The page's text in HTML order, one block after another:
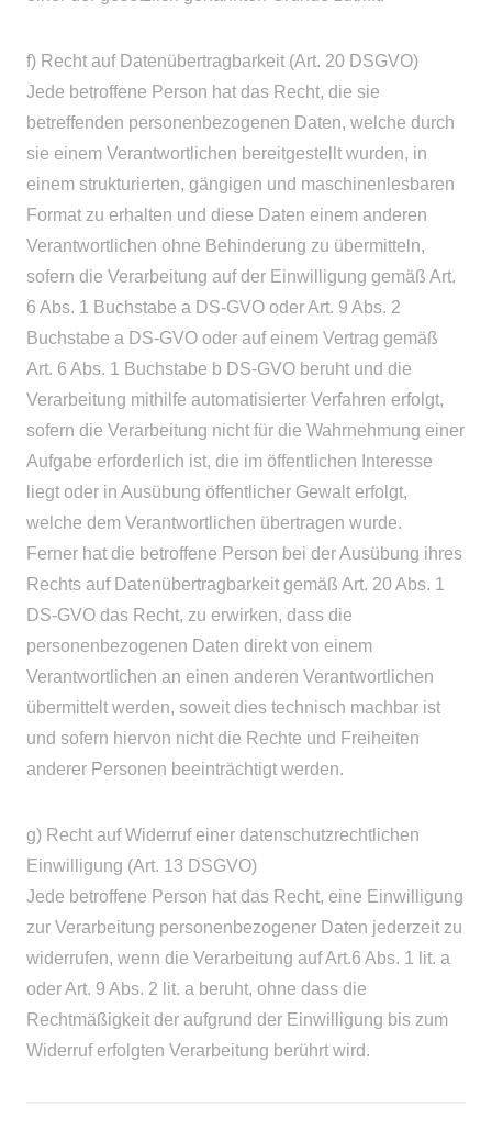
f) Recht auf Datenübertragbarkeit (Art. 20 DSGVO)
Jede betroffene Person hat das Recht, die sie
betreffenden personenbezogenen Daten, welche durch
sie einem Verantwortlichen bereitgestellt wurden, in
einem strukturierten, gängigen und maschinenlesbaren
Format zu erhalten und diese Daten einem anderen
Verantwortlichen ohne Behinderung zu übermitteln,
sofern die Verarbeitung auf der Einwilligung gemäß Art.
6 Abs. 1 Buchstabe a DS-GVO oder Art. 9 Abs. 2
Buchstabe a DS-GVO oder auf einem Vertrag gemäß
Art. 6 Abs. 1 Buchstabe b DS-GVO beruht und die
Verarbeitung mithilfe automatisierter Verfahren erfolgt,
sofern die Verarbeitung nicht für die Wahrnehmung einer
Aufgabe erforderlich ist, die im öffentlichen Interesse
liegt oder in Ausübung öffentlicher Gewalt erfolgt,
welche dem Verantwortlichen übertragen wurde.
Ferner hat die betroffene Person bei der Ausübung ihres
Rechts auf Datenübertragbarkeit gemäß Art. 20 Abs. 1
DS-GVO das Recht, zu erwirken, dass die
personenbezogenen Daten direkt von einem
Verantwortlichen an einen anderen Verantwortlichen
übermittelt werden, soweit dies technisch machbar ist
und sofern hiervon nicht die Rechte und Freiheiten
anderer Personen beeinträchtigt werden.
g) Recht auf Widerruf einer datenschutzrechtlichen
Einwilligung (Art. 13 DSGVO)
Jede betroffene Person hat das Recht, eine Einwilligung
zur Verarbeitung personenbezogener Daten jederzeit zu
widerrufen, wenn die Verarbeitung auf Art.6 Abs. 1 lit. a
oder Art. 9 Abs. 2 lit. a beruht, ohne dass die
Rechtmäßigkeit der aufgrund der Einwilligung bis zum
Widerruf erfolgten Verarbeitung berührt wird.